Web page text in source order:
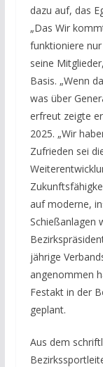
dazu auf, das
„Das Wir
funktioniere
seine
Basis. „Wenn
was über
erfreut zeigte
2025. „Wir
Zufrieden sei
auf moderne,
Schießanlagen
jährige
angenommen
Festakt in der
Aus dem